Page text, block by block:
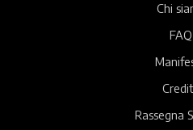
Chi
FAQ
Rassegna